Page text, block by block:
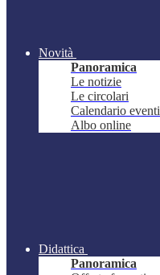
Novità
Panoramica
Le notizie
Le circolari
Calendario eventi
Albo online
Didattica
Panoramica